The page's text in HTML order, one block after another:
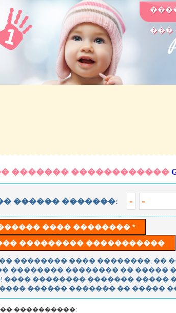
���
������� ������������
������ �������: - -
�������� ���� ��������, ��
�������� �������� �� �����
�������� ������� �����
������ ������� �� �����
����������: